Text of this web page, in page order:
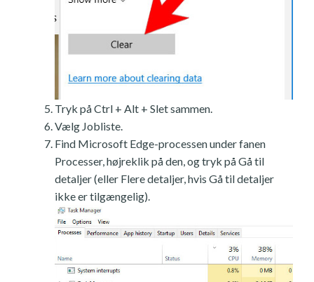
Tryk på Ctrl + Alt + Slet sammen.
Vælg Jobliste.
Find Microsoft Edge-processen under fanen
Processer, højreklik på den, og tryk på Gå til
detaljer (eller Flere detaljer, hvis Gå til detaljer
ikke er tilgængelig).